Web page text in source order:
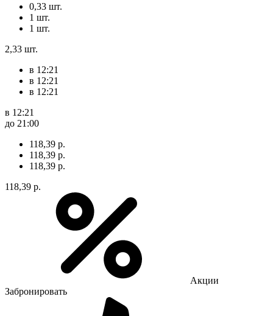
0,33 шт.
1 шт.
1 шт.
2,33 шт.
в 12:21
в 12:21
в 12:21
в 12:21
до 21:00
118,39 р.
118,39 р.
118,39 р.
118,39 р.
Акции
Забронировать